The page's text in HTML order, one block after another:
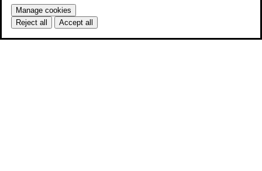
Manage cookies
Reject all
Accept all